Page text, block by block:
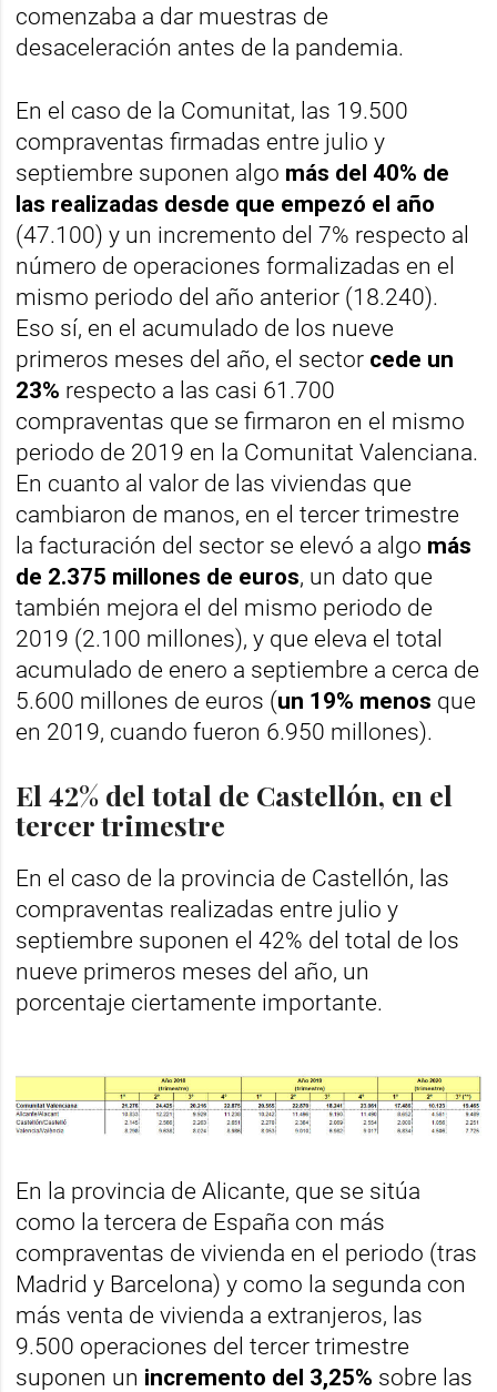
comenzaba a dar muestras de
desaceleración antes de la pandemia.
En el caso de la Comunitat, las 19.500
compraventas firmadas entre julio y
septiembre suponen algo más del 40% de
las realizadas desde que empezó el año
(47.100) y un incremento del 7% respecto al
número de operaciones formalizadas en el
mismo periodo del año anterior (18.240).
Eso sí, en el acumulado de los nueve
primeros meses del año, el sector cede un
23% respecto a las casi 61.700
compraventas que se firmaron en el mismo
periodo de 2019 en la Comunitat Valenciana.
En cuanto al valor de las viviendas que
cambiaron de manos, en el tercer trimestre
la facturación del sector se elevó a algo más
de 2.375 millones de euros, un dato que
también mejora el del mismo periodo de
2019 (2.100 millones), y que eleva el total
acumulado de enero a septiembre a cerca de
5.600 millones de euros (un 19% menos que
en 2019, cuando fueron 6.950 millones).
El 42% del total de Castellón, en el
tercer trimestre
En el caso de la provincia de Castellón, las
compraventas realizadas entre julio y
septiembre suponen el 42% del total de los
nueve primeros meses del año, un
porcentaje ciertamente importante.
En la provincia de Alicante, que se sitúa
como la tercera de España con más
compraventas de vivienda en el periodo (tras
Madrid y Barcelona) y como la segunda con
más venta de vivienda a extranjeros, las
9.500 operaciones del tercer trimestre
suponen un incremento del 3,25% sobre las